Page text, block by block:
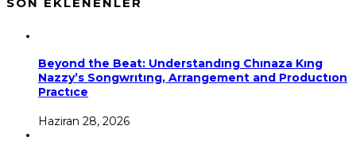
Beyond the Beat: Understandıng Chınaza Kıng
Nazzy’s Songwrıtıng, Arrangement and Productıon
Practıce
Haziran 28, 2026